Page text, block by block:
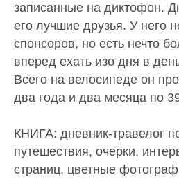
записанные на диктофон.
его лучшие друзья. У него
спонсоров, но есть нечто
вперед ехать изо дня в
Всего на велосипеде он
два года и два месяца по
КНИГА: дневник-травелог
путешествия, очерки,
страниц, цветные